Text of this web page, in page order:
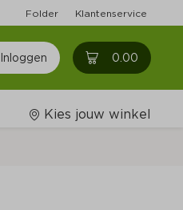
Folder Klantenservice
Inloggen 0.00 0
Kies jouw winkel